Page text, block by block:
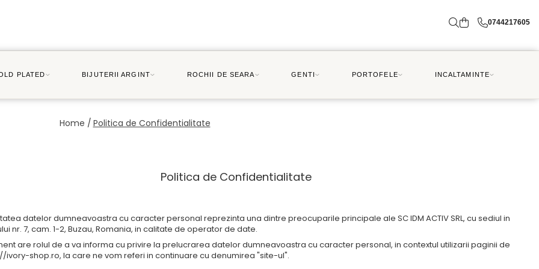
0744217605
PLATED BIJUTERII ARGINT ROCHII DE SEARA GENTI PORTOFELE INCALTAMINTE
Home / Politica de Confidentialitate
Politica de Confidentialitate
datelor dumneavoastra cu caracter personal reprezinta una dintre preocuparile principale ale SC IDM ACTIV SRL, cu sediul in
nr. 7, cam. 1-2, Buzau, Romania, in calitate de operator de date.
are rolul de a va informa cu privire la prelucrarea datelor dumneavoastra cu caracter personal, in contextul utilizarii paginii de
ivory-shop.ro, la care ne vom referi in continuare cu denumirea "site-ul".